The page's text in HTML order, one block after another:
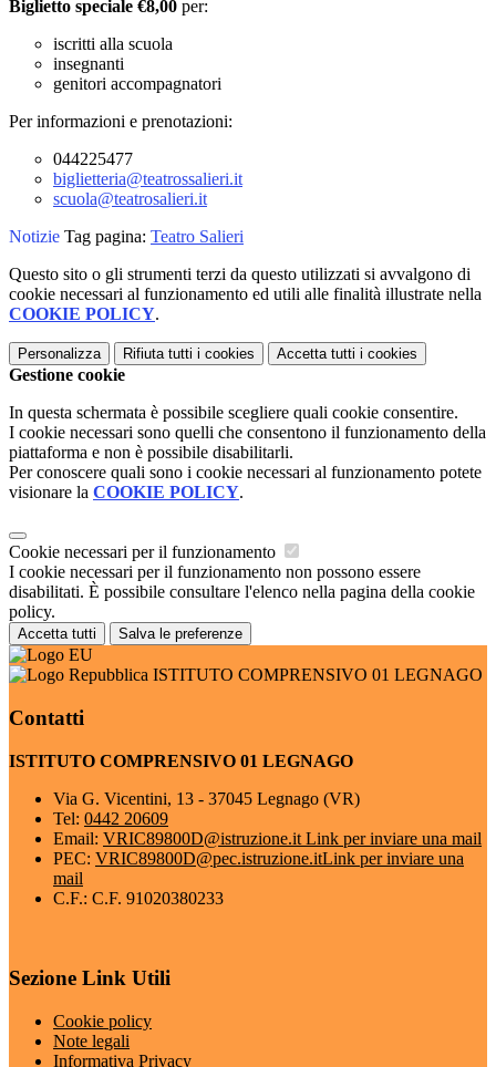
Biglietto speciale €8,00 per:
iscritti alla scuola
insegnanti
genitori accompagnatori
Per informazioni e prenotazioni:
044225477
biglietteria@teatrossalieri.it
scuola@teatrosalieri.it
Notizie Tag pagina: Teatro Salieri
Questo sito o gli strumenti terzi da questo utilizzati si avvalgono di
cookie necessari al funzionamento ed utili alle finalità illustrate nella
COOKIE POLICY.
Personalizza Rifiuta tutti i cookies Accetta tutti i cookies
Gestione cookie
In questa schermata è possibile scegliere quali cookie consentire.
I cookie necessari sono quelli che consentono il funzionamento della
piattaforma e non è possibile disabilitarli.
Per conoscere quali sono i cookie necessari al funzionamento potete
visionare la COOKIE POLICY.
Cookie necessari per il funzionamento
I cookie necessari per il funzionamento non possono essere
disabilitati. È possibile consultare l'elenco nella pagina della cookie
policy.
Accetta tutti Salva le preferenze
ISTITUTO COMPRENSIVO 01 LEGNAGO
Contatti
ISTITUTO COMPRENSIVO 01 LEGNAGO
Via G. Vicentini, 13 - 37045 Legnago (VR)
Tel: 0442 20609
Email: VRIC89800D@istruzione.it Link per inviare una mail
PEC: VRIC89800D@pec.istruzione.itLink per inviare una
mail
C.F.: C.F. 91020380233
Sezione Link Utili
Cookie policy
Note legali
Informativa Privacy